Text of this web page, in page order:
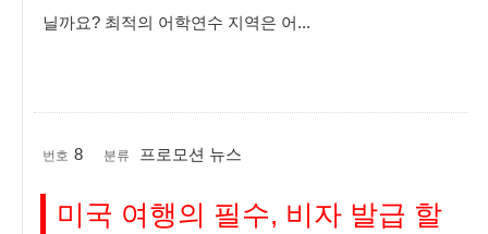
닐까요? 최적의 어학연수 지역은 어...
번호 8 분류 프로모션 뉴스
미국 여행의 필수, 비자 발급 할